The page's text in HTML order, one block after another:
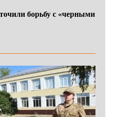
борьбу с «черными